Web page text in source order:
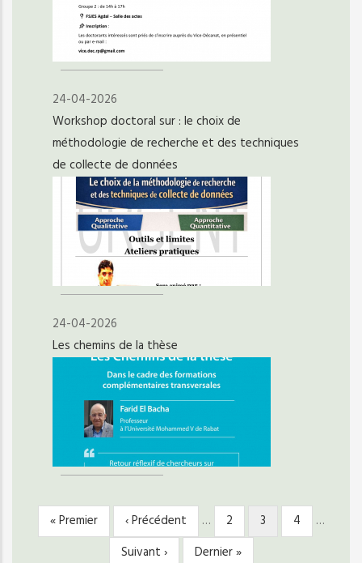
24-04-2026
Workshop doctoral sur : le choix de
méthodologie de recherche et des techniques
de collecte de données
24-04-2026
Les chemins de la thèse
PAGINATION
Première
page
« Premier
Page
précédente
‹ Précédent … Page
2
Page
courante
3 Page
4
…
Page
Suivant ›
Dernière
Dernier »